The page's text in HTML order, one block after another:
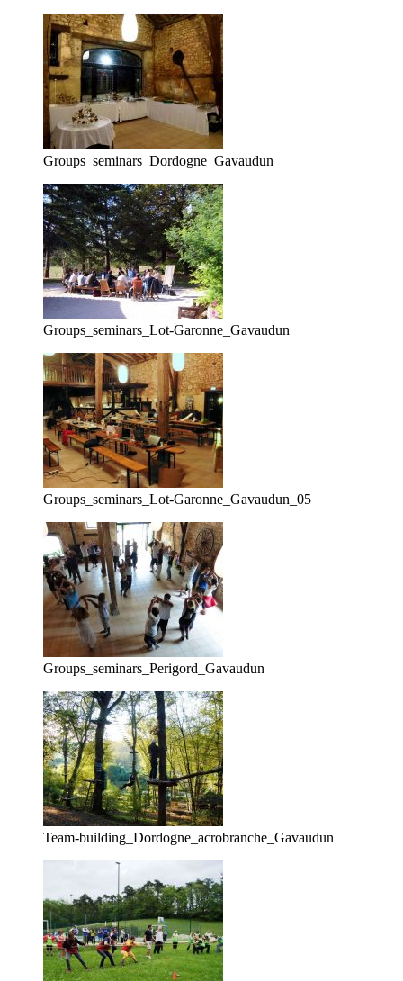
Groups_seminars_Dordogne_Gavaudun
Groups_seminars_Lot-Garonne_Gavaudun
Groups_seminars_Lot-Garonne_Gavaudun_05
Groups_seminars_Perigord_Gavaudun
Team-building_Dordogne_acrobranche_Gavaudun